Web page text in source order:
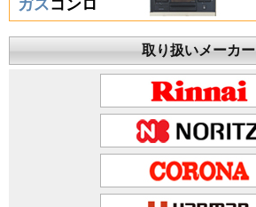
ガスコンロ
取り扱いメーカー